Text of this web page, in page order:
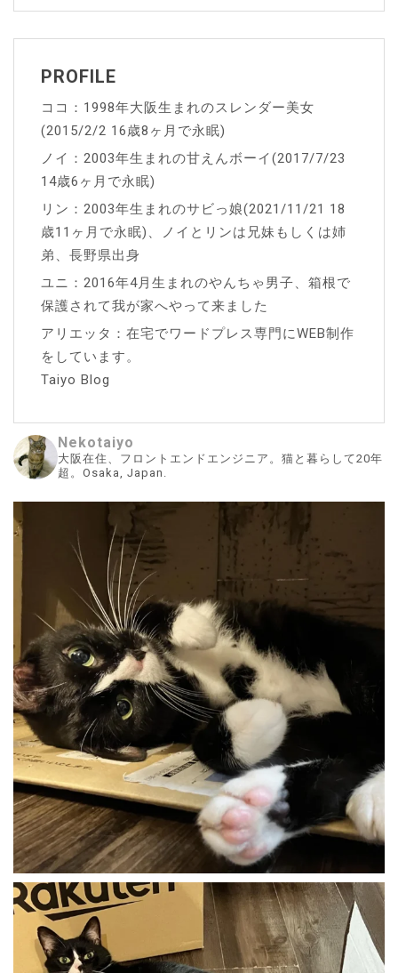
ン
PROFILE
ココ：1998年大阪生まれのスレンダー美女
(2015/2/2 16歳8ヶ月で永眠)
ノイ：2003年生まれの甘えんボーイ(2017/7/23
14歳6ヶ月で永眠)
リン：2003年生まれのサビっ娘(2021/11/21 18
歳11ヶ月で永眠)、ノイとリンは兄妹もしくは姉
弟、長野県出身
ユニ：2016年4月生まれのやんちゃ男子、箱根で
保護されて我が家へやって来ました
アリエッタ：在宅でワードプレス専門にWEB制作
をしています。
Taiyo Blog
Nekotaiyo
大阪在住、フロントエンドエンジニア。猫と暮らして20年
超。Osaka, Japan.